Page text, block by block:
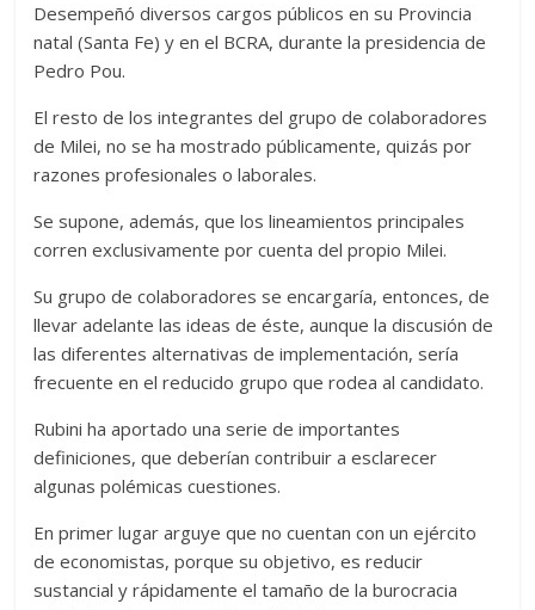
Desempeñó diversos cargos públicos en su Provincia
natal (Santa Fe) y en el BCRA, durante la presidencia de
Pedro Pou.
El resto de los integrantes del grupo de colaboradores
de Milei, no se ha mostrado públicamente, quizás por
razones profesionales o laborales.
Se supone, además, que los lineamientos principales
corren exclusivamente por cuenta del propio Milei.
Su grupo de colaboradores se encargaría, entonces, de
llevar adelante las ideas de éste, aunque la discusión de
las diferentes alternativas de implementación, sería
frecuente en el reducido grupo que rodea al candidato.
Rubini ha aportado una serie de importantes
definiciones, que deberían contribuir a esclarecer
algunas polémicas cuestiones.
En primer lugar arguye que no cuentan con un ejército
de economistas, porque su objetivo, es reducir
sustancial y rápidamente el tamaño de la burocracia